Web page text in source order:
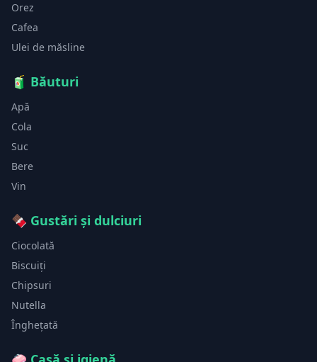
Orez
Cafea
Ulei de măsline
🧃 Băuturi
Apă
Cola
Suc
Bere
Vin
🍫 Gustări și dulciuri
Ciocolată
Biscuiți
Chipsuri
Nutella
Înghețată